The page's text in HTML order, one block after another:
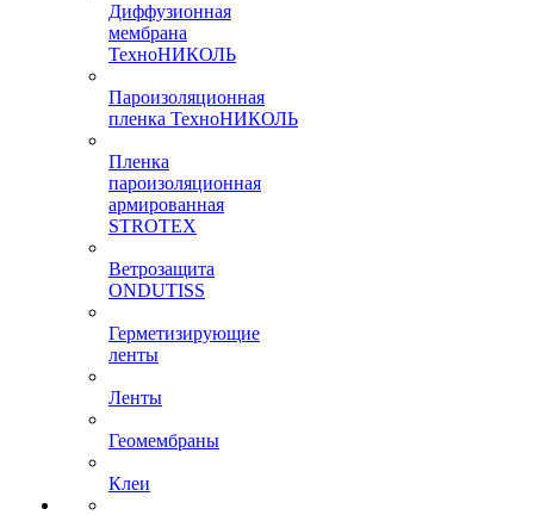
Диффузионная
мембрана
ТехноНИКОЛЬ
Пароизоляционная
пленка ТехноНИКОЛЬ
Пленка
пароизоляционная
армированная
STROTEX
Ветрозащита
ONDUTISS
Герметизирующие
ленты
Ленты
Геомембраны
Клеи